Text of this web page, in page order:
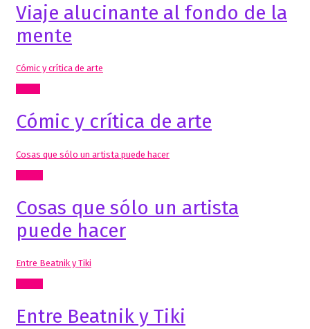
Viaje alucinante al fondo de la
mente
Cómic y crítica de arte
Cómic y crítica de arte
Cosas que sólo un artista puede hacer
Cosas que sólo un artista
puede hacer
Entre Beatnik y Tiki
Entre Beatnik y Tiki